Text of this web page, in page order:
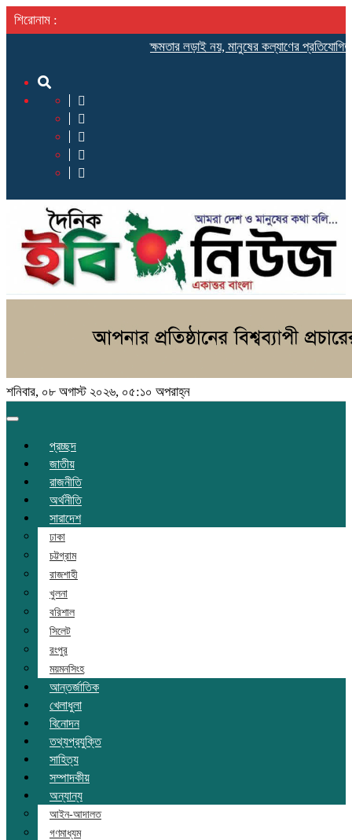
শিরোনাম :
ক্ষমতার লড়াই নয়, মানুষের কল্যাণের প্রতিযোগিতা হোক
শনিবার, ০৮ অগাস্ট ২০২৬, ০৫:১০ অপরাহ্ন
Toggle
প্রচ্ছদ
জাতীয়
রাজনীতি
অর্থনীতি
সারাদেশ
ঢাকা
চট্টগ্রাম
রাজশাহী
খুলনা
বরিশাল
সিলেট
রংপুর
ময়মনসিংহ
আন্তর্জাতিক
খেলাধুলা
বিনোদন
তথ্যপ্রযুক্তি
সাহিত্য
সম্পাদকীয়
অন্যান্য
আইন-আদালত
গণমাধ্যম